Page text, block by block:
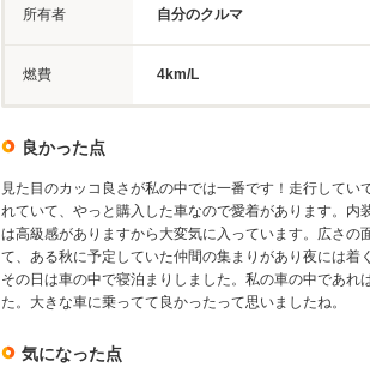
所有者 自分のクルマ
燃費 4km/L
良かった点
見た目のカッコ良さが私の中では一番です！走行して
れていて、やっと購入した車なので愛着があります。
は高級感がありますから大変気に入っています。広さ
て、ある秋に予定していた仲間の集まりがあり夜には着
その日は車の中で寝泊まりしました。私の車の中であ
た。大きな車に乗ってて良かったって思いましたね。
気になった点